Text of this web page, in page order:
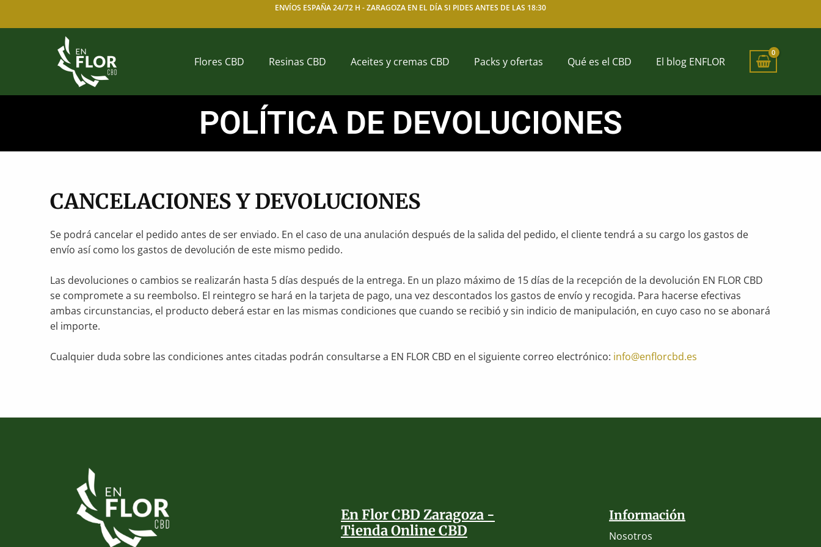
ENVÍOS ESPAÑA 24/72 H -ZARAGOZA EN EL DÍA SI PIDES ANTES DE LAS 18:30
Flores CBD Resinas CBD Aceites y cremas CBD Packs y ofertas Qué es el CBD El blog ENFLOR
POLÍTICA DE DEVOLUCIONES
CANCELACIONES Y DEVOLUCIONES
Se podrá cancelar el pedido antes de ser enviado. En el caso de una anulación después de la salida del pedido, el cliente tendrá a su cargo los gastos de
envío así como los gastos de devolución de este mismo pedido.
Las devoluciones o cambios se realizarán hasta 5 días después de la entrega. En un plazo máximo de 15 días de la recepción de la devolución EN FLOR CBD
se compromete a su reembolso. El reintegro se hará en la tarjeta de pago, una vez descontados los gastos de envío y recogida. Para hacerse efectivas
ambas circunstancias, el producto deberá estar en las mismas condiciones que cuando se recibió y sin indicio de manipulación, en cuyo caso no se abonará
el importe.
Cualquier duda sobre las condiciones antes citadas podrán consultarse a EN FLOR CBD en el siguiente correo electrónico: info@enflorcbd.es
En Flor CBD Zaragoza -
Tienda Online CBD
Información
Nosotros